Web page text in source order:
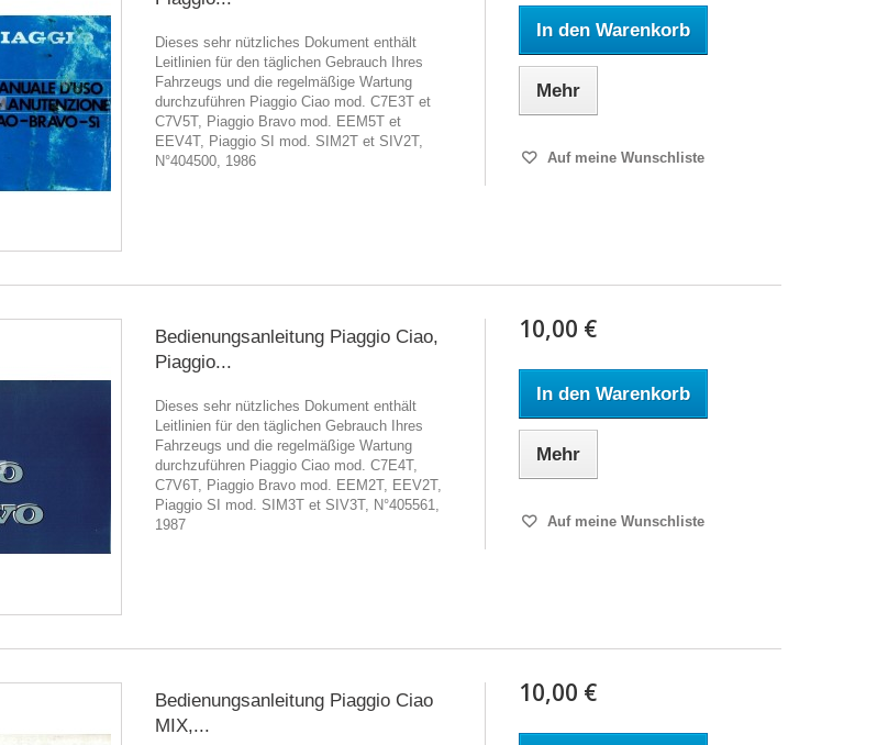
Dieses sehr nützliches Dokument enthält
Leitlinien für den täglichen Gebrauch Ihres
Fahrzeugs und die regelmäßige Wartung
durchzuführen Piaggio Ciao mod. C7E3T et
C7V5T, Piaggio Bravo mod. EEM5T et
EEV4T, Piaggio SI mod. SIM2T et SIV2T,
N°404500, 1986
In den Warenkorb
Mehr
Auf meine Wunschliste
Bedienungsanleitung Piaggio Ciao,
Piaggio...
Dieses sehr nützliches Dokument enthält
Leitlinien für den täglichen Gebrauch Ihres
Fahrzeugs und die regelmäßige Wartung
durchzuführen Piaggio Ciao mod. C7E4T,
C7V6T, Piaggio Bravo mod. EEM2T, EEV2T,
Piaggio SI mod. SIM3T et SIV3T, N°405561,
1987
10,00 €
In den Warenkorb
Mehr
Auf meine Wunschliste
Bedienungsanleitung Piaggio Ciao
MIX,...
10,00 €